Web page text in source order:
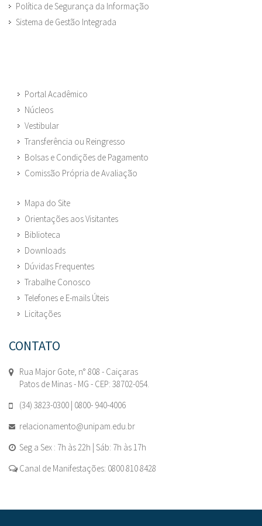
Política de Segurança da Informação
Sistema de Gestão Integrada
Portal Acadêmico
Núcleos
Vestibular
Transferência ou Reingresso
Bolsas e Condições de Pagamento
Comissão Própria de Avaliação
Mapa do Site
Orientações aos Visitantes
Biblioteca
Downloads
Dúvidas Frequentes
Trabalhe Conosco
Telefones e E-mails Úteis
Licitações
CONTATO
Rua Major Gote, n° 808 - Caiçaras
Patos de Minas - MG - CEP: 38702-054.
(34) 3823-0300 | 0800- 940-4006
relacionamento@unipam.edu.br
Seg a Sex : 7h às 22h | Sáb: 7h às 17h
Canal de Manifestações: 0800 810 8428